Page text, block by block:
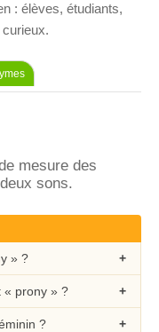
: élèves, étudiants,
mesure des
sons.
» ?
« prony » ?
?